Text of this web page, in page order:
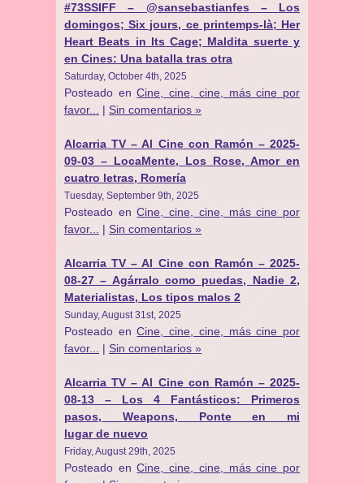
#73SSIFF – @sansebastianfes – Los
domingos; Six jours, ce printemps-là; Her
Heart Beats in Its Cage; Maldita suerte y
en Cines: Una batalla tras otra
Saturday, October 4th, 2025
Posteado enCine, cine, cine, más cine por
favor...
| Sin comentarios »
Alcarria TV – Al Cine con Ramón – 2025-
09-03 – LocaMente, Los Rose, Amor en
cuatro letras, Romería
Tuesday, September 9th, 2025
Posteado enCine, cine, cine, más cine por
favor...
| Sin comentarios »
Alcarria TV – Al Cine con Ramón – 2025-
08-27 – Agárralo como puedas, Nadie 2,
Materialistas, Los tipos malos 2
Sunday, August 31st, 2025
Posteado enCine, cine, cine, más cine por
favor...
| Sin comentarios »
Alcarria TV – Al Cine con Ramón – 2025-
08-13 – Los 4 Fantásticos: Primeros
pasos, Weapons, Ponte en mi
lugar de nuevo
Friday, August 29th, 2025
Posteado enCine, cine, cine, más cine por